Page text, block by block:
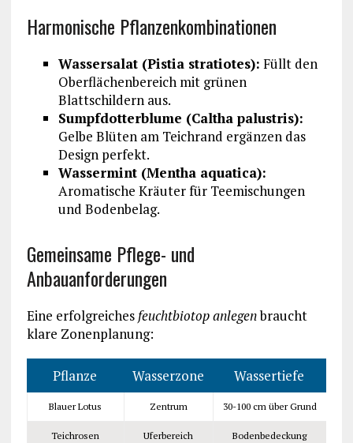
Harmonische Pflanzenkombinationen
Wassersalat (Pistia stratiotes): Füllt den
Oberflächenbereich mit grünen
Blattschildern aus.
Sumpfdotterblume (Caltha palustris):
Gelbe Blüten am Teichrand ergänzen das
Design perfekt.
Wassermint (Mentha aquatica):
Aromatische Kräuter für Teemischungen
und Bodenbelag.
Gemeinsame Pflege- und
Anbauanforderungen
Eine erfolgreiches feuchtbiotop anlegenbraucht
klare Zonenplanung:
Pflanze Wasserzone Wassertiefe
Blauer Lotus Zentrum 30-100 cm über Grund
Teichrosen Uferbereich Bodenbedeckung